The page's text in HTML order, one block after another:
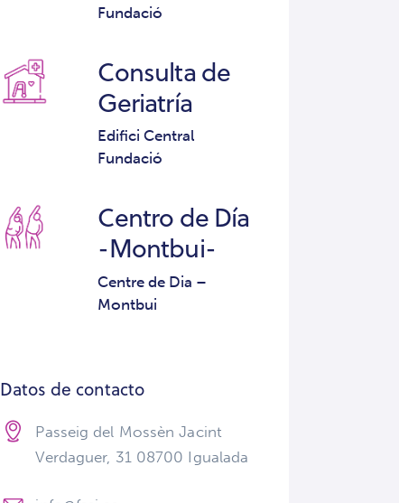
Fundació
Consulta de
Geriatría
Edifici Central
Fundació
Centro de Día
-Montbui-
Centre de Dia –
Montbui
Datos de contacto
Passeig del Mossèn Jacint
Verdaguer, 31 08700 Igualada